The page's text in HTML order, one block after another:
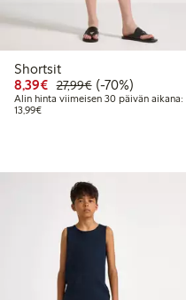
Shortsit
8,39€ Alennettu hinta: 8,39 €
27,99€Normaalihinta:
70% alennus
(-70%)
Alin hinta viimeisen 30 päivän aikana:
13,99€Alin hinta viimeisen 30 päivän